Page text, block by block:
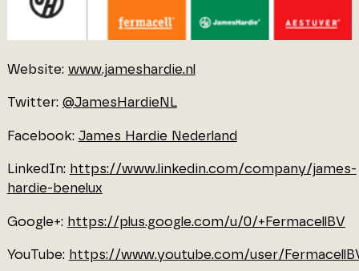
Website: www.jameshardie.nl
Twitter: @JamesHardieNL
Facebook: James Hardie Nederland
LinkedIn: https://www.linkedin.com/company/james-
hardie-benelux
Google+: https://plus.google.com/u/0/+FermacellBV
YouTube: https://www.youtube.com/user/